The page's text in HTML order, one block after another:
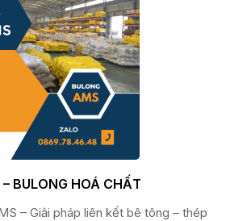
BULONG HOÁ CHẤT
– Giải pháp liên kết bê tông – thép